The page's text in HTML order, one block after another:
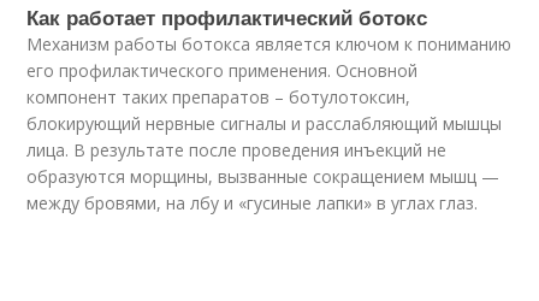
Как работает профилактический ботокс
Механизм работы ботокса является ключом к пониманию
его профилактического применения. Основной
компонент таких препаратов – ботулотоксин,
блокирующий нервные сигналы и расслабляющий мышцы
лица. В результате после проведения инъекций не
образуются морщины, вызванные сокращением мышц —
между бровями, на лбу и «гусиные лапки» в углах глаз.